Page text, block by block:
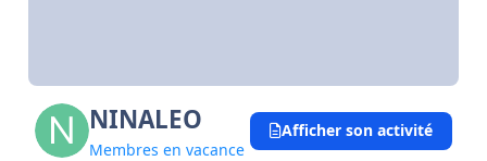
NINALEO
Membres en vacance
Afficher son activité